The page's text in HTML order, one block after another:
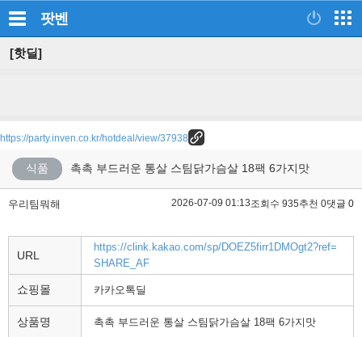
팟벤
[핫딜]
https://party.inven.co.kr/hotdeal/view/37938
식품 촉촉 부드러운 통살 스팀닭가슴살 18팩 6가지맛
우리팀뭐해 2026-07-09 01:13조회수 935추천 0댓글 0
URL
https://clink.kakao.com/sp/DOEZ5firr1DMOgt2?ref=
SHARE_AF
쇼핑몰 카카오톡딜
상품명 촉촉 부드러운 통살 스팀닭가슴살 18팩 6가지맛